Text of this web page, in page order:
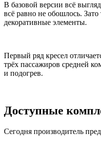
В базовой версии всё
всё равно не обошлось.
декоративные элементы.
Первый ряд кресел
трёх пассажиров средней
и подогрев.
Доступные
Сегодня производитель